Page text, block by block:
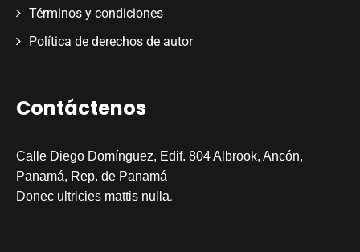
Términos y condiciones
Política de derechos de autor
Contáctenos
Calle Diego Domínguez, Edif. 804 Albrook, Ancón,
Panamá, Rep. de Panamá
Donec ultricies mattis nulla.